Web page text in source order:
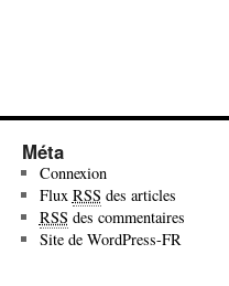
Méta
Connexion
Flux RSS des articles
RSS des commentaires
Site de WordPress-FR